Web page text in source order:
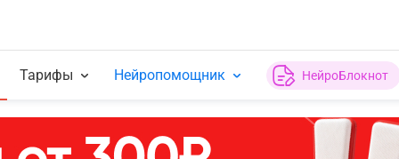
Тарифы Нейропомощник НейроБлокнот